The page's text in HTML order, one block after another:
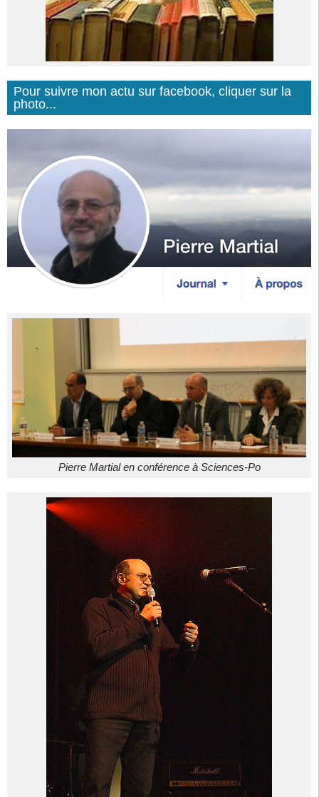
Pour suivre mon actu sur facebook, cliquer sur la
photo...
Pierre Martial en conférence à Sciences-Po